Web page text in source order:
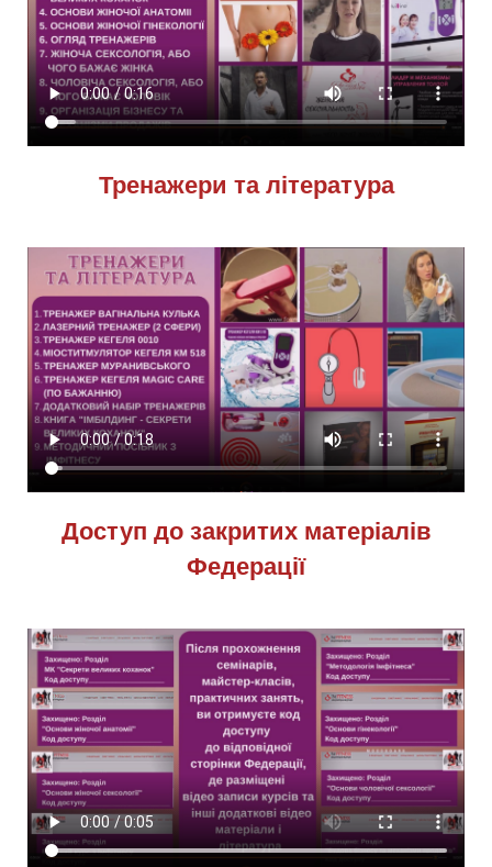
Тренажери та література
Доступ до закритих матеріалів
Федерації